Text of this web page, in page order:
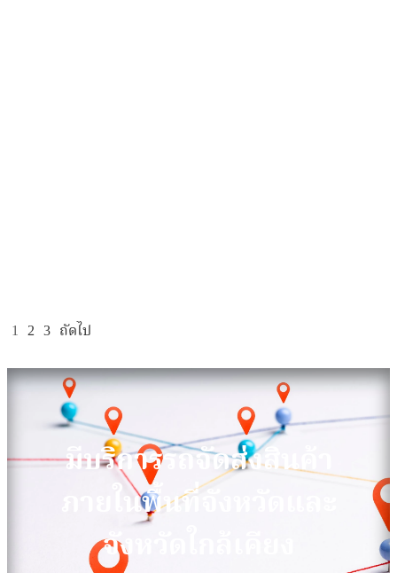
1 2 3 ถัดไป
มีบริการรถจัดส่งสินค้า
ภายในพื้นที่จังหวัดและ
จังหวัดใกล้เคียง